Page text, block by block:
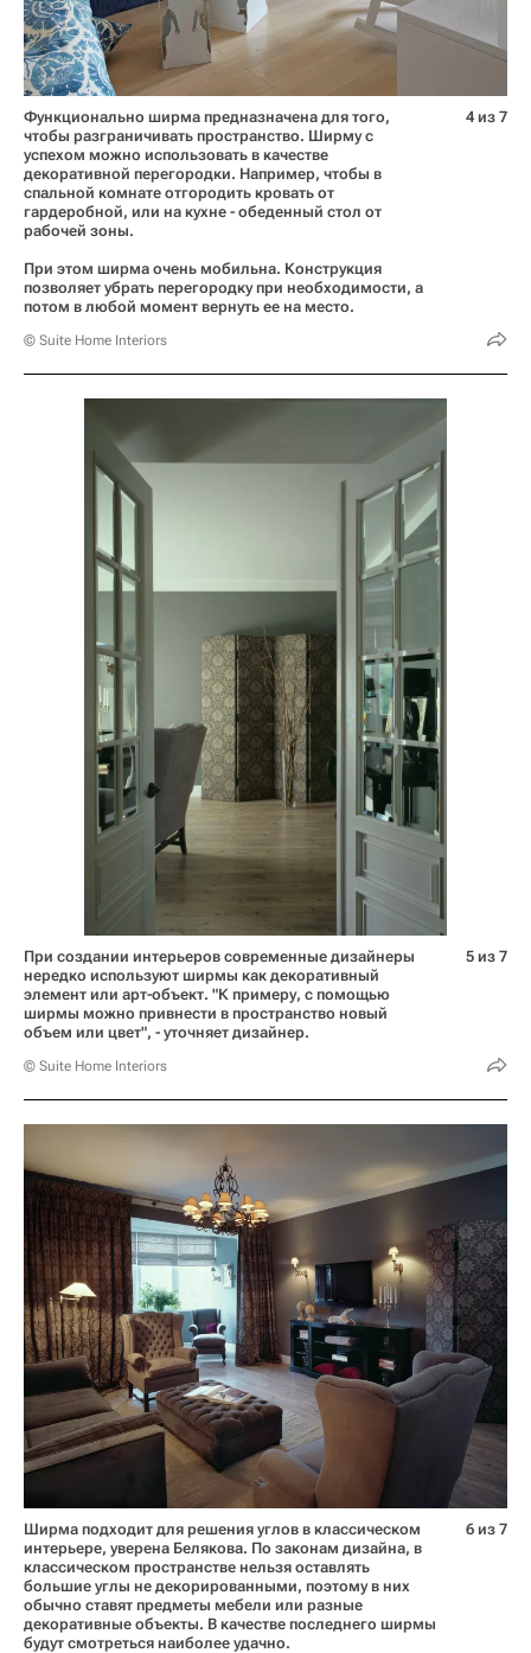
Функционально ширма предназначена для того,
чтобы разграничивать пространство. Ширму с
успехом можно использовать в качестве
декоративной перегородки. Например, чтобы в
спальной комнате отгородить кровать от
гардеробной, или на кухне - обеденный стол от
рабочей зоны.
При этом ширма очень мобильна. Конструкция
позволяет убрать перегородку при необходимости, а
потом в любой момент вернуть ее на место.
© Suite Home Interiors
4 из 7
При создании интерьеров современные дизайнеры
нередко используют ширмы как декоративный
элемент или арт-объект. "К примеру, с помощью
ширмы можно привнести в пространство новый
объем или цвет", - уточняет дизайнер.
© Suite Home Interiors
5 из 7
Ширма подходит для решения углов в классическом
интерьере, уверена Белякова. По законам дизайна, в
классическом пространстве нельзя оставлять
большие углы не декорированными, поэтому в них
обычно ставят предметы мебели или разные
декоративные объекты. В качестве последнего ширмы
будут смотреться наиболее удачно.
6 из 7